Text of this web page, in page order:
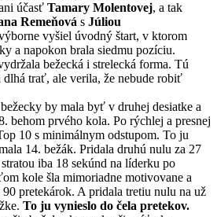
účasť Tamary Molentovej, a tak
Remeňová s Júliou
vyšiel úvodný štart, v ktorom
a napokon brala siedmu pozíciu.
bežecká i strelecká forma. Tú
dlhá trať, ale verila, že nebude robiť
by mala byť v druhej desiatke a
behom prvého kola. Po rýchlej a presnej
10 s minimálnym odstupom. To ju
14. bežák. Pridala druhú nulu za 27
iba 18 sekúnd na líderku po
kole šla mimoriadne motivovane a
90 pretekárok. A pridala tretiu nulu na už
To ju vynieslo do čela pretekov.